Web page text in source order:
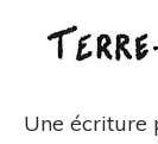
Une écriture